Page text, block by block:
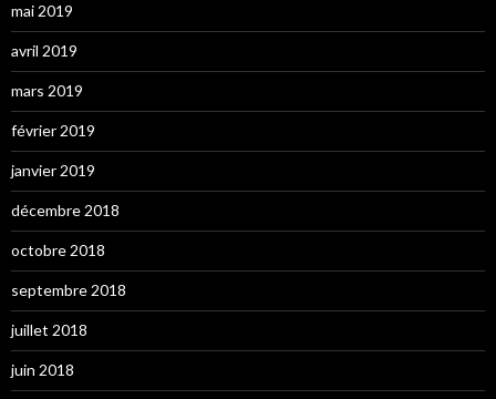
mai 2019
avril 2019
mars 2019
février 2019
janvier 2019
décembre 2018
octobre 2018
septembre 2018
juillet 2018
juin 2018